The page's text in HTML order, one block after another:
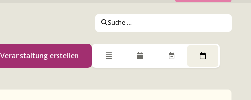
Suche …
Veranstaltung erstellen ÜbersichtMonatsansichtWochenansichtTagesansicht